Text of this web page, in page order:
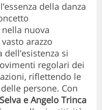
della danza
nuova
arazzo
si
regolari dei
riflettendo le
persone. Con
e Angelo Trinca